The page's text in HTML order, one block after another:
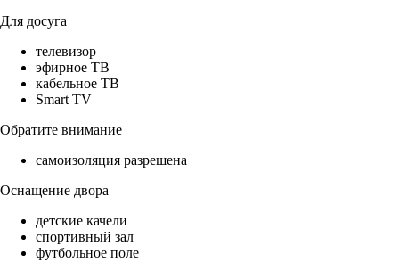
Для досуга
телевизор
эфирное ТВ
кабельное ТВ
Smart TV
Обратите внимание
самоизоляция разрешена
Оснащение двора
детские качели
спортивный зал
футбольное поле